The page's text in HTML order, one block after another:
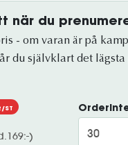
när du
- om varan är på
du självklart det lägsta
ST
169:-)